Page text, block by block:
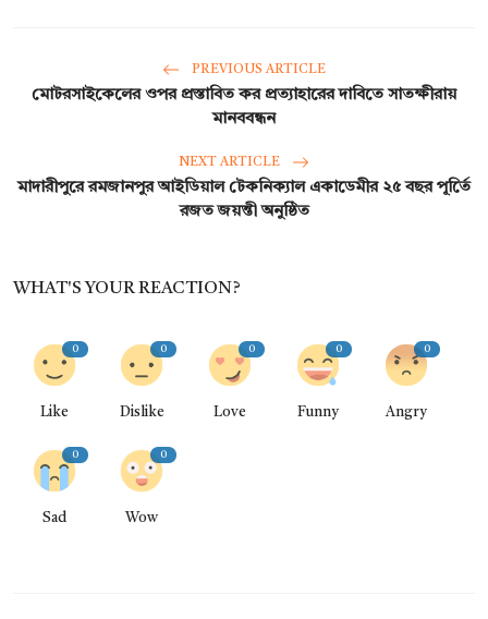
PREVIOUS ARTICLE
মোটরসাইকেলের ওপর প্রস্তাবিত কর প্রত্যাহারের দাবিতে সাতক্ষীরায়
মানববন্ধন
NEXT ARTICLE
মাদারীপুরে রমজানপুর আইডিয়াল টেকনিক্যাল একাডেমীর ২৫ বছর পূর্তিে
রজত জয়ন্তী অনুষ্ঠিত
WHAT'S YOUR REACTION?
0
Like
0
Dislike
0
Love
0
Funny
0
Angry
0
Sad
0
Wow